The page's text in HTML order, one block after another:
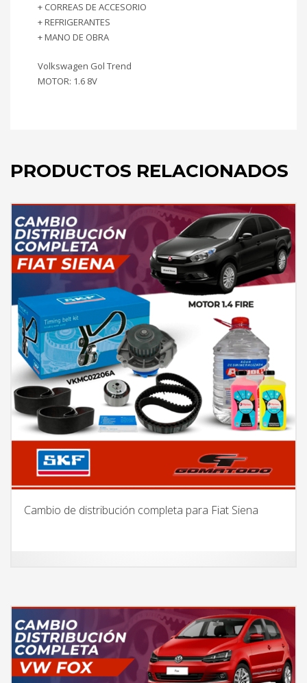
+ CORREAS DE ACCESORIO
+ REFRIGERANTES
+ MANO DE OBRA
Volkswagen Gol Trend
MOTOR: 1.6 8V
PRODUCTOS RELACIONADOS
Cambio de distribución completa para Fiat Siena